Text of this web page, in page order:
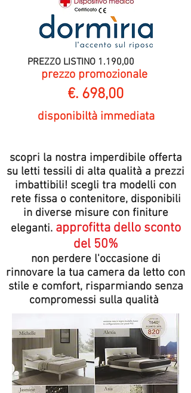
PREZZO LISTINO 1.190,00
prezzo promozionale
€. 698,00
disponibiltà immediata
scopri la nostra imperdibile offerta
su letti tessili di alta qualità a prezzi
imbattibili! scegli tra modelli con
rete fissa o contenitore, disponibili
in diverse misure con finiture
eleganti. approfitta dello sconto
del 50%
non perdere l'occasione di
rinnovare la tua camera da letto con
stile e comfort, risparmiando senza
compromessi sulla qualità